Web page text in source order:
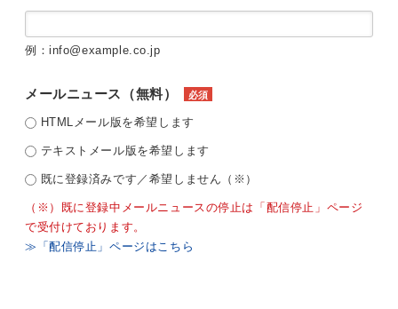
例：info@example.co.jp
メールニュース（無料） 必須
HTMLメール版を希望します
テキストメール版を希望します
既に登録済みです／希望しません（※）
（※）既に登録中メールニュースの停止は「配信停止」ページ
で受付けております。
≫「配信停止」ページはこちら